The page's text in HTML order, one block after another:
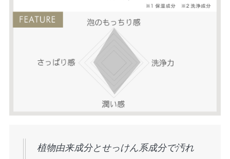
植物由来成分とせっけん系成分で汚れ